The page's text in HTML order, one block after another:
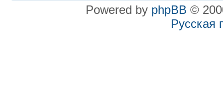
Powered by phpBB ©
Русская